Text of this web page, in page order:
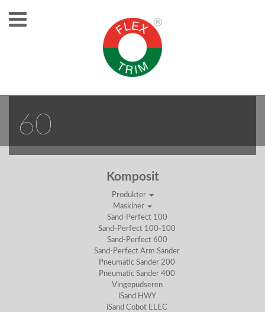
SAND-PERFECT
60
Komposit
Produkter
Maskiner
Sand-Perfect 100
Sand-Perfect 100-100
Sand-Perfect 600
Sand-Perfect Arm Sander
Pneumatic Sander 200
Pneumatic Sander 400
Vingepudseren
iSand HWY
iSand Cobot ELEC